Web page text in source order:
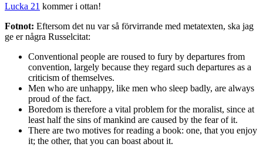
Lucka 21 kommer i ottan!
Fotnot: Eftersom det nu var så förvirrande med metatexten, ska jag
ge er några Russelcitat:
Conventional people are roused to fury by departures from
convention, largely because they regard such departures as a
criticism of themselves.
Men who are unhappy, like men who sleep badly, are always
proud of the fact.
Boredom is therefore a vital problem for the moralist, since at
least half the sins of mankind are caused by the fear of it.
There are two motives for reading a book: one, that you enjoy
it; the other, that you can boast about it.